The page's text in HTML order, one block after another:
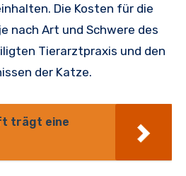
Die Kosten für die
nach Art und Schwere des
Tierarztpraxis und den
der Katze.
trägt eine